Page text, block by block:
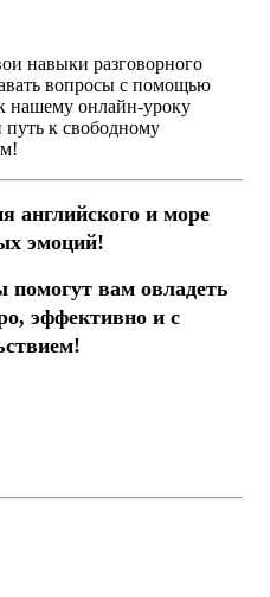
навыки разговорного
вопросы с помощью
нашему онлайн-уроку
путь к свободному
английского и море
эмоций!
вам овладеть
эффективно и с